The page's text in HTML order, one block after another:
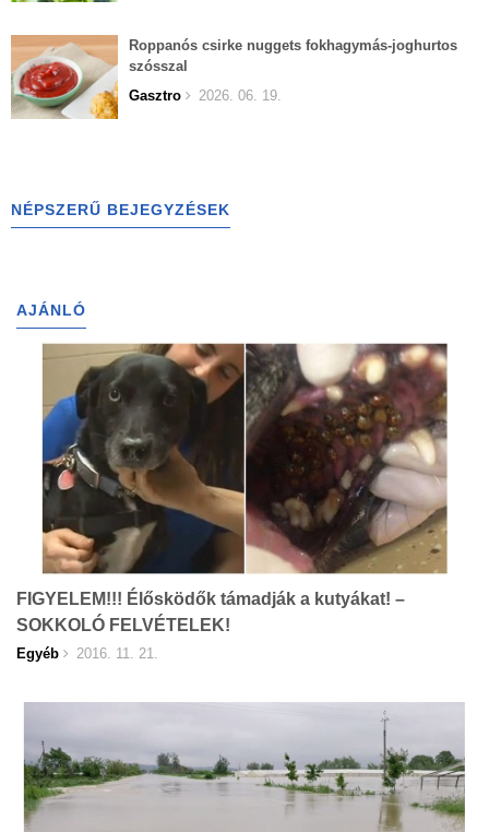
Roppanós csirke nuggets fokhagymás-joghurtos
szósszal
Gasztro
2026. 06. 19.
NÉPSZERŰ BEJEGYZÉSEK
AJÁNLÓ
FIGYELEM!!! Élősködők támadják a kutyákat! –
SOKKOLÓ FELVÉTELEK!
Egyéb 2016. 11. 21.